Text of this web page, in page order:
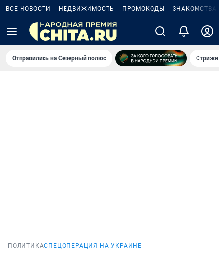
ВСЕ НОВОСТИ НЕДВИЖИМОСТЬ ПРОМОКОДЫ ЗНАКОМСТВА
Отправились на Северный полюс Стрижи
ПОЛИТИКАСПЕЦОПЕРАЦИЯ НА УКРАИНЕ